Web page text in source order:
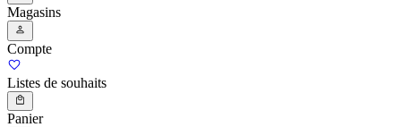
Magasins
Compte
Listes de souhaits
Panier